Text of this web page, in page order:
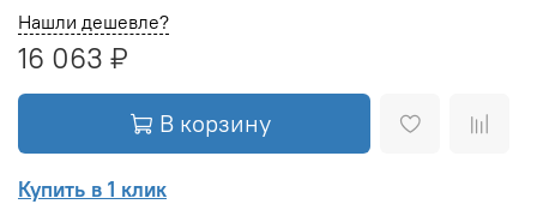
Нашли дешевле?
16 063 ₽
В корзину
Купить в 1 клик